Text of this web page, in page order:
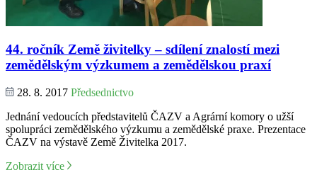
44. ročník Země živitelky – sdílení znalostí mezi
zemědělským výzkumem a zemědělskou praxí
28. 8. 2017 Předsednictvo
Jednání vedoucích představitelů ČAZV a Agrární komory o užší
spolupráci zemědělského výzkumu a zemědělské praxe. Prezentace
ČAZV na výstavě Země Živitelka 2017.
Zobrazit více